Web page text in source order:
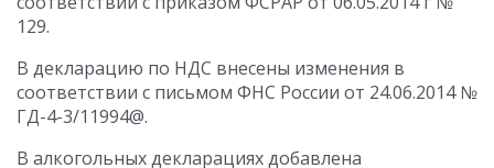
129.
В декларацию по НДС внесены изменения в
соответствии с письмом ФНС России от 24.06.2014 №
ГД-4-3/11994@.
В алкогольных декларациях добавлена